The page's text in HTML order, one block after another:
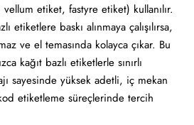
etiket, fastyre etiket) kullanılır.
etiketlere baskı alınmaya çalışılırsa,
ve el temasında kolayca çıkar. Bu
kağıt bazlı etiketlerle sınırlı
sayesinde yüksek adetli, iç mekan
etiketleme süreçlerinde tercih